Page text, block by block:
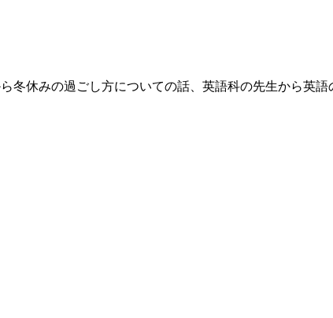
休みの過ごし方についての話、英語科の先生から英語